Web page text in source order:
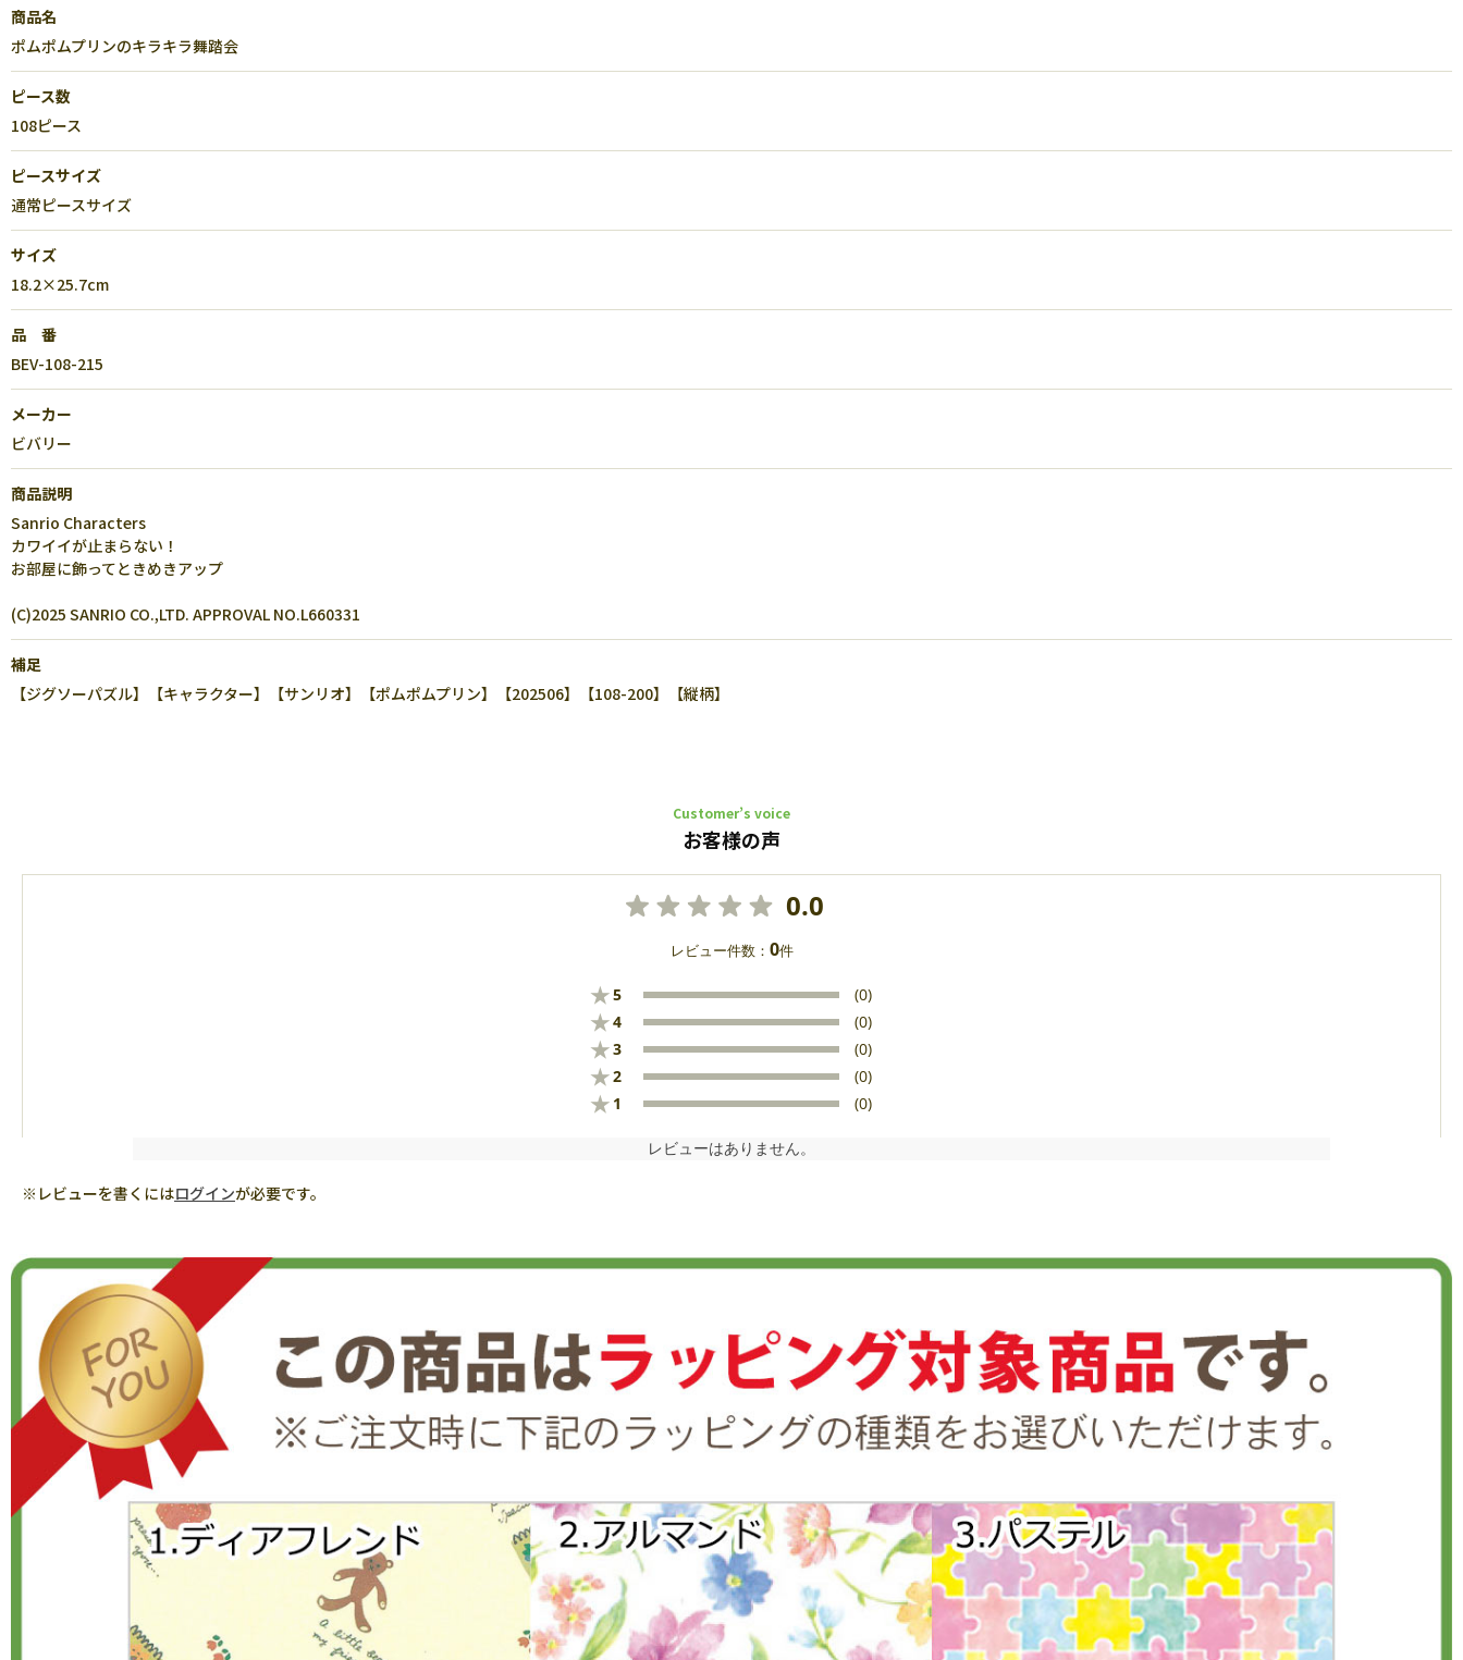
商品名
ポムポムプリンのキラキラ舞踏会
ピース数
108ピース
ピースサイズ
通常ピースサイズ
サイズ
18.2×25.7cm
品 番
BEV-108-215
メーカー
ビバリー
商品説明
Sanrio Characters
カワイイが止まらない！
お部屋に飾ってときめきアップ
(C)2025 SANRIO CO.,LTD. APPROVAL NO.L660331
補足
【ジグソーパズル】【キャラクター】【サンリオ】【ポムポムプリン】【202506】【108-200】【縦柄】
Customer’s voice
お客様の声
0.0
レビュー件数： 0件
★5 (0)
★4 (0)
★3 (0)
★2 (0)
★ 1 (0)
レビューはありません。
※レビューを書くにはログインが必要です。